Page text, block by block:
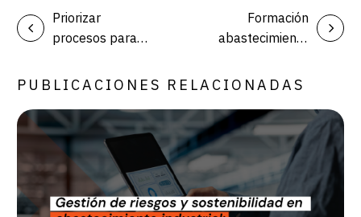
Priorizar
procesos para
matriz de
industria
Formación
abastecimiento
para equipos de
proveedores
PUBLICACIONES RELACIONADAS